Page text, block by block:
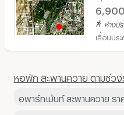
ห่างป
หอพัก สะพานควาย ตามช่วง
อพาร์ทเม้นท์ สะพานควาย รา